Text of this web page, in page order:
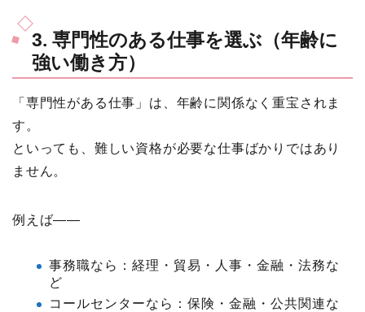
3. 専門性のある仕事を選ぶ（年齢に
強い働き方）
「専門性がある仕事」は、年齢に関係なく重宝されま
す。
といっても、難しい資格が必要な仕事ばかりではあり
ません。
例えば——
事務職なら：経理・貿易・人事・金融・法務な
ど
コールセンターなら：保険・金融・公共関連な